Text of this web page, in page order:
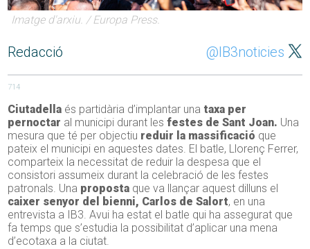
Imatge d'arxiu. / Europa Press.
Redacció @IB3noticies
714
Ciutadella és partidària d’implantar una taxa per
pernoctar al municipi durant lesfestes de Sant Joan. Una
mesura que té per objectiu reduir la massificació que
pateix el municipi en aquestes dates. El batle, Llorenç Ferrer,
comparteix la necessitat de reduir la despesa que el
consistori assumeix durant la celebració de les festes
patronals. Una proposta que va llançar aquest dilluns el
caixer senyor del bienni, Carlos de Salort, en una
entrevista a IB3. Avui ha estat el batle qui ha assegurat que
fa temps que s’estudia la possibilitat d’aplicar una mena
d’ecotaxa a la ciutat.